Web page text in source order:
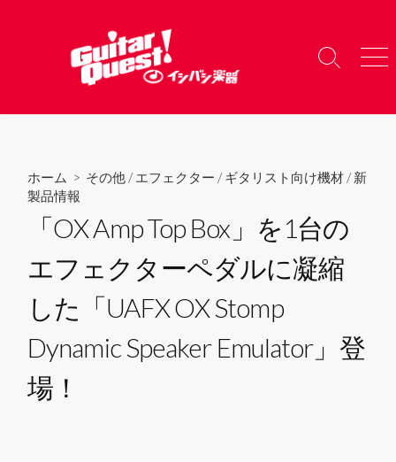
へ
検
り
メ
ー
ホーム > その他 /エフェクター /ギタリスト向け機材 /新
製品情報
「OX Amp Top Box」を1台の
エフェクターペダルに凝縮
した「UAFX OX Stomp
Dynamic Speaker Emulator」登
場！